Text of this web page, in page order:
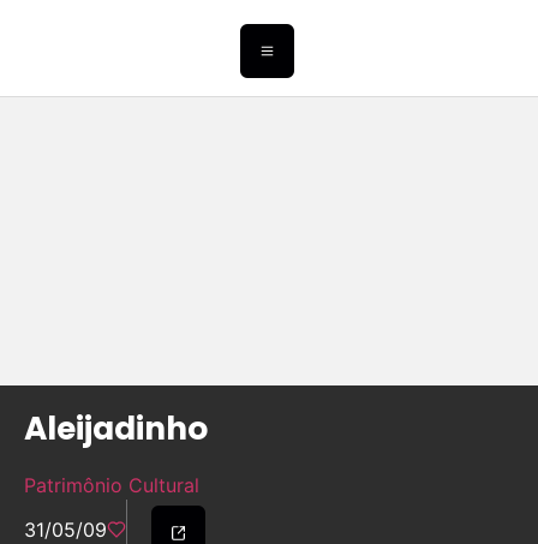
Aleijadinho
Patrimônio Cultural
31/05/09